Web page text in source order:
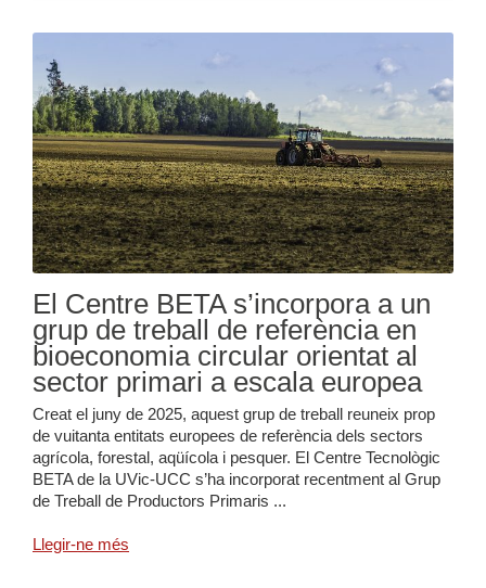
El Centre BETA s’incorpora a un
grup de treball de referència en
bioeconomia circular orientat al
sector primari a escala europea
Creat el juny de 2025, aquest grup de treball reuneix prop
de vuitanta entitats europees de referència dels sectors
agrícola, forestal, aqüícola i pesquer. El Centre Tecnològic
BETA de la UVic-UCC s’ha incorporat recentment al Grup
de Treball de Productors Primaris ...
Llegir-ne més